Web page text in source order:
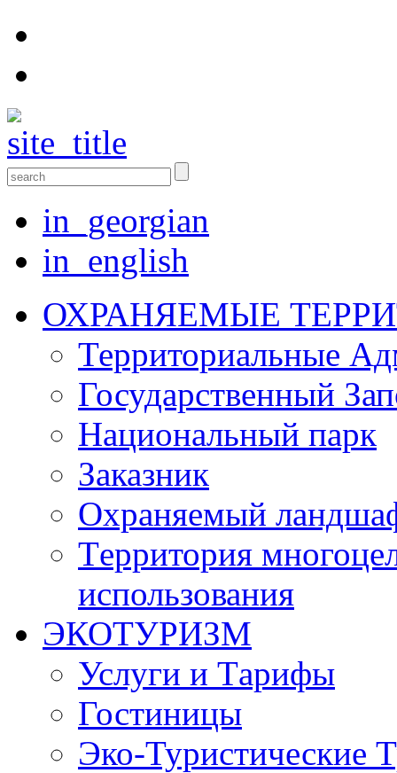
in_georgian
in_english
ОХРАНЯЕМЫЕ
Территориальные
Государственный
Национальный парк
Заказник
Oхраняемый
Tерритория
использования
ЭКОТУРИЗМ
Услуги и Tарифы
Гостиницы
Эко-Туристические